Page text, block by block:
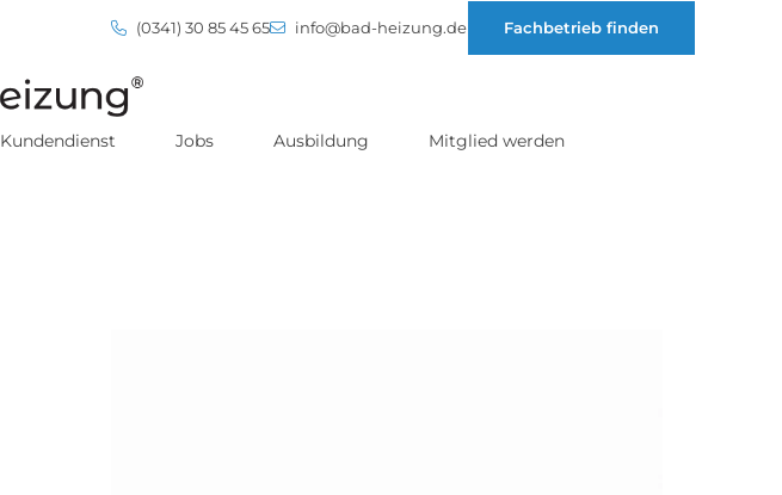
(0341) 30 85 45 65 info@bad-heizung.de Fachbetrieb finden
Kundendienst Jobs Ausbildung Mitglied werden